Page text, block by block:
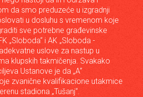
da smo preduzeće u izgradnji
u dosluhu s vremenom koje
sve potrebne građevinske
„Sloboda“ i AK „Sloboda -
uslove za nastup u
klupskih takmičenja. Svakako
Ustanove je da „A“
zvanične kvalifikacione utakmice
stadiona „Tušanj“.